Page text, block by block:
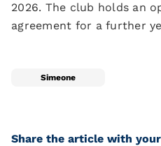
2026. The club holds an
agreement for a further
Simeone
Share the article with